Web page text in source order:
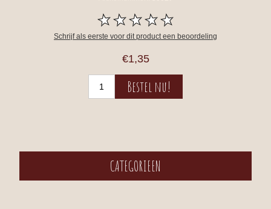
Schrijf als eerste voor dit product een beoordeling
€1,35
CATEGORIEEN